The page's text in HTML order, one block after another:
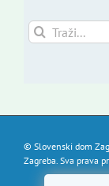
Traži...
© Slovenski dom
Zagreba. Sva prava